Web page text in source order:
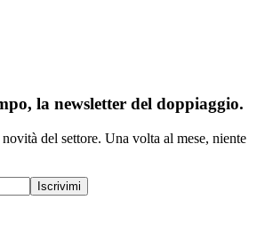
, la newsletter del doppiaggio.
del settore. Una volta al mese, niente
Iscrivimi